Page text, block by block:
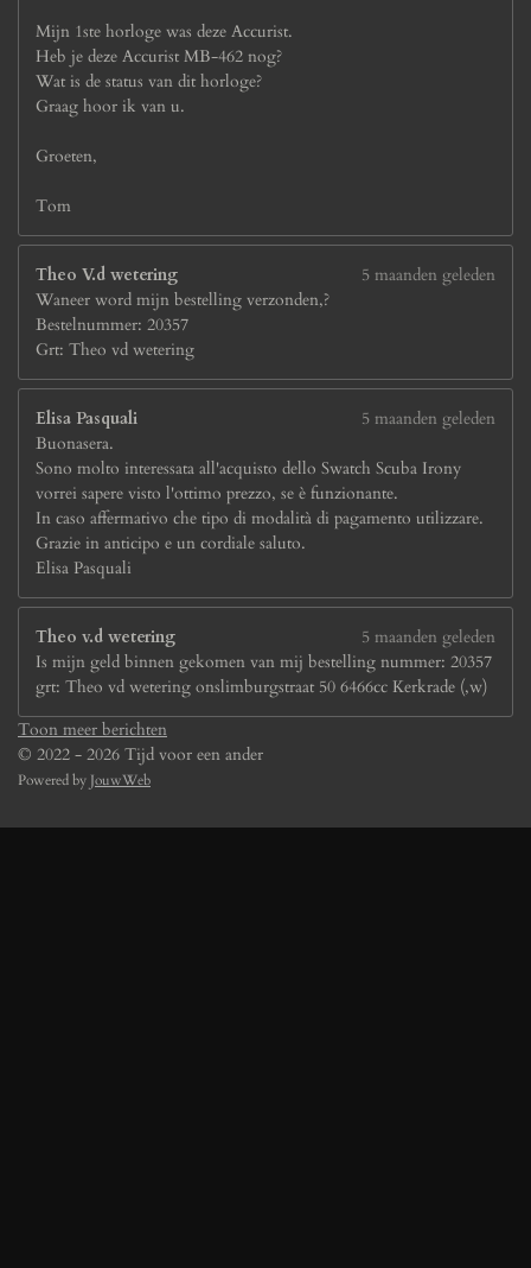
Mijn 1ste horloge was deze Accurist.
Heb je deze Accurist MB-462 nog?
Wat is de status van dit horloge?
Graag hoor ik van u.
Groeten,
Tom
Theo V.d wetering
5 maanden geleden
Waneer word mijn bestelling verzonden,?
Bestelnummer: 20357
Grt: Theo vd wetering
Elisa Pasquali
5 maanden geleden
Buonasera.
Sono molto interessata all'acquisto dello Swatch Scuba Irony
vorrei sapere visto l'ottimo prezzo, se è funzionante.
In caso affermativo che tipo di modalità di pagamento utilizzare.
Grazie in anticipo e un cordiale saluto.
Elisa Pasquali
Theo v.d wetering
5 maanden geleden
Is mijn geld binnen gekomen van mij bestelling nummer: 20357
grt: Theo vd wetering onslimburgstraat 50 6466cc Kerkrade (,w)
Toon meer berichten
© 2022 - 2026 Tijd voor een ander
Powered by JouwWeb